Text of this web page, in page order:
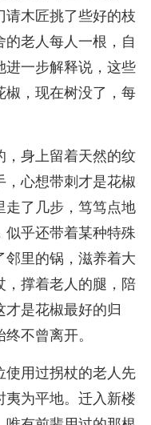
请木匠挑了些好的枝
老人每人一根，自
进一步解释说，这些
椒，现在树没了，每
，身上留着天然的纹
，心想带刺才是花椒
走了几步，笃笃点地
似乎还带着某种特殊
邻里的锅，滋养着大
，撑着老人的腿，陪
是花椒最好的归
不曾离开。
使用过拐杖的老人先
夷为平地。迁入新楼